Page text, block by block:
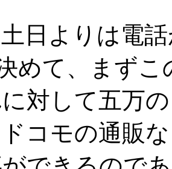
日よりは電
めて、まず
対して五万
コモの通販